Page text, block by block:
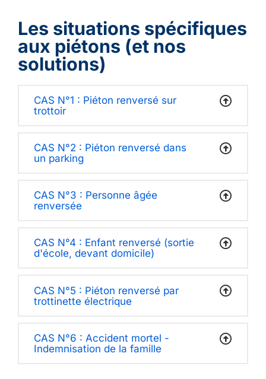
Les situations spécifiques
aux piétons (et nos
solutions)
CAS N°1 : Piéton renversé sur
trottoir
CAS N°2 : Piéton renversé dans
un parking
CAS N°3 : Personne âgée
renversée
CAS N°4 : Enfant renversé (sortie
d'école, devant domicile)
CAS N°5 : Piéton renversé par
trottinette électrique
CAS N°6 : Accident mortel -
Indemnisation de la famille